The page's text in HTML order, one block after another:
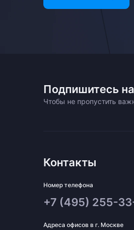
Подпишитесь
Чтобы не пропустить
Контакты
Номер телефона
+7 (495) 255-
Адреса офисов в г. Москве